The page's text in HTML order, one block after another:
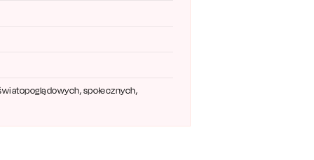
społecznych,
„Inteligenci” wyjątkowe role.
zapoznać się z aktualnym